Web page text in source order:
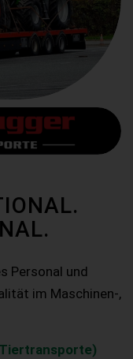
Personal und
im Maschinen-,
Tiertransporte)